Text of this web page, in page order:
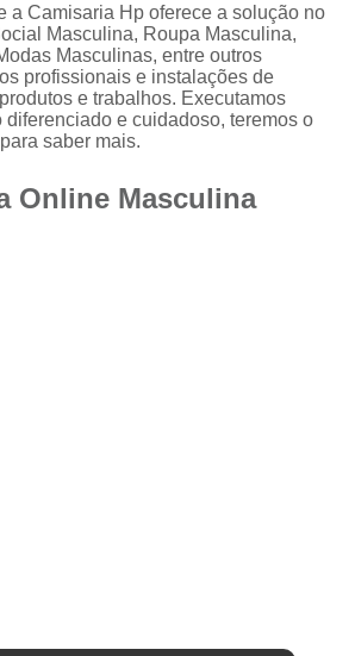
Social Slim Fit Masculina
Camisa
Camisa Branca Slim Masculina
Camisa Jeans Slim Masculina
Camisa Masculina Slim Fit Manga
Camisa Branca
a Camisaria Hp oferece a solução no
Masculina, Roupa Masculina,
Masculinas, entre outros
profissionais e instalações de
e trabalhos. Executamos
e cuidadoso, teremos o
saber mais.
Online Masculina